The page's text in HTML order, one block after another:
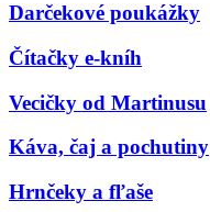
Darčekové poukážky
Čítačky e-kníh
Vecičky od Martinusu
Káva, čaj a pochutiny
Hrnčeky a fľaše